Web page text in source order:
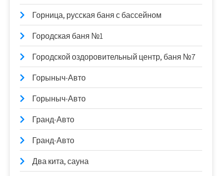
Горница, русская баня с бассейном
Городская баня №1
Городской оздоровительный центр, баня №7
Горыныч-Авто
Горыныч-Авто
Гранд-Авто
Гранд-Авто
Два кита, сауна